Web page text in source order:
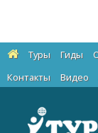
Туры Гиды
Контакты
Видео